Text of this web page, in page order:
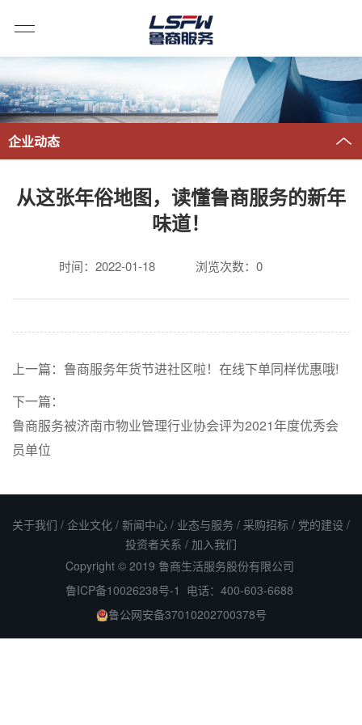
企业动态
从这张年俗地图，读懂鲁商服务的新年
味道！
时间：2022-01-18 浏览次数： 0
上一篇： 鲁商服务年货节进社区啦！在线下单同样优惠哦!
下一篇：
鲁商服务被济南市物业管理行业协会评为2021年度优秀会
员单位
关于我们 / 企业文化 / 新闻中心 / 业态与服务 / 采购招标 / 党的建设 /
投资者关系 / 加入我们
Copyright © 2019 鲁商生活服务股份有限公司
鲁ICP备10026238号-1 电话：400-603-6688
鲁公网安备37010202700378号